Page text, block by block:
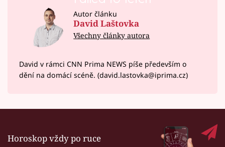
Autor článku
David Laštovka
Všechny články autora
David v rámci CNN Prima NEWS píše především o
dění na domácí scéně. (david.lastovka@iprima.cz)
Horoskop vždy po ruce